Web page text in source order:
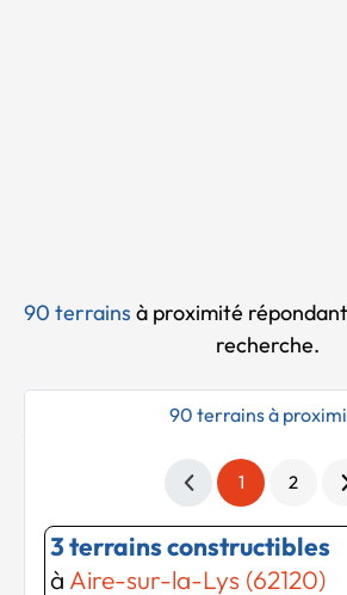
90 terrains à proximité
recherche.
90 terrains à
1 2
3 terrains constructibles
à Aire-sur-la-Lys (62120)